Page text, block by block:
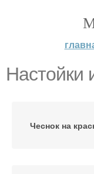
Настойки
Чеснок на